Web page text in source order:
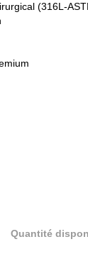
(316L-
Quantité